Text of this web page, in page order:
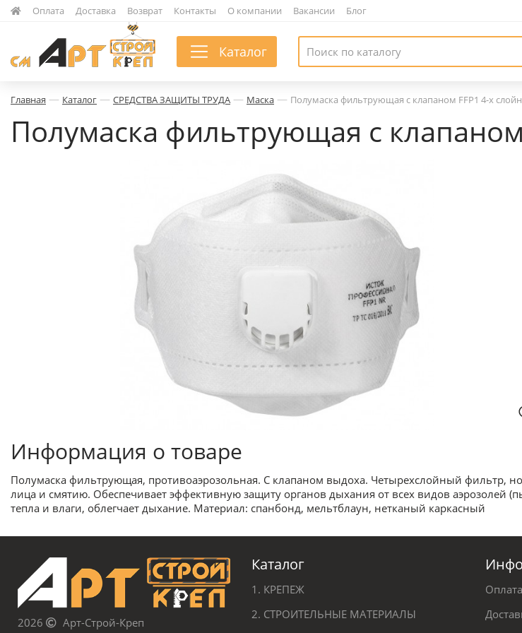
Оплата Доставка Возврат Контакты О компании Вакансии Блог
Каталог
Главная — Каталог — СРЕДСТВА ЗАЩИТЫ ТРУДА — Маска — Полумаска фильтрующая с клапаном FFP1 4-х
Полумаска фильтрующая с клапаном
Информация о товаре
Полумаска фильтрующая, противоаэрозольная. С клапаном выдоха. Четырехслойный фильтр,
лица и смятию. Обеспечивает эффективную защиту органов дыхания от всех видов аэрозолей
тепла и влаги, облегчает дыхание. Материал: спанбонд, мельтблаун, нетканый каркасный
2026 Арт-Строй-Креп
Каталог
1. КРЕПЕЖ
2. СТРОИТЕЛЬНЫЕ МАТЕРИАЛЫ
Оплата